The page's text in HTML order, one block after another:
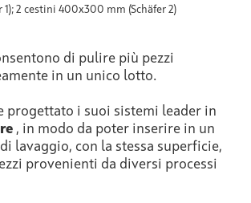
2 cestini 400x300 mm (Schäfer 2)
di pulire più pezzi
in un unico lotto.
progettato i suoi sistemi leader in
, in modo da poter inserire in un
lavaggio, con la stessa superficie,
provenienti da diversi processi